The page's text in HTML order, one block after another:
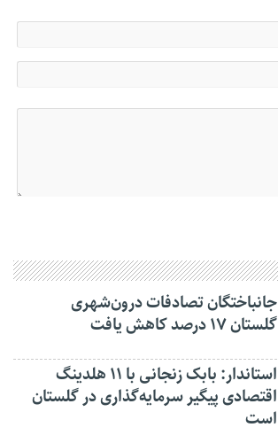
جانباختگان تصادفات درون‌شهری
گلستان ۱۷ درصد کاهش یافت
استاندار: بابک زنجانی با ۱۱ هلدینگ
اقتصادی پیگیر سرمایه‌گذاری در گلستان
است